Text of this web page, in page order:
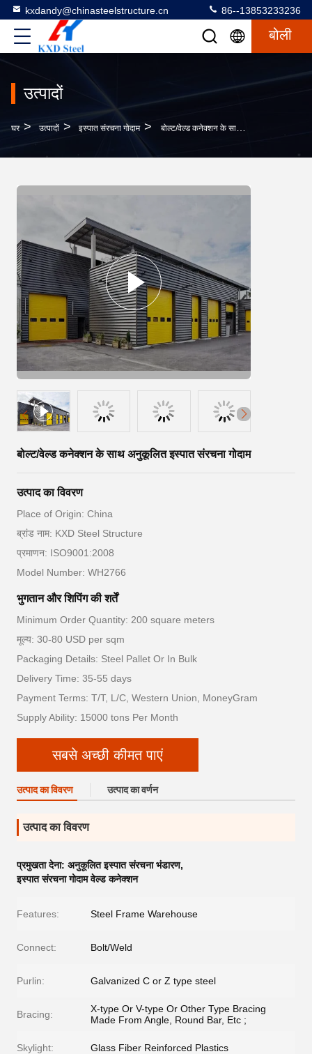
kxdandy@chinasteelstructure.cn 86--13853233236
बोली
उत्पादों
घर > उत्पादों > इस्पात संरचना गोदाम > बोल्ट/वेल्ड कनेक्शन के साथ अनुकूलित इस्पात संरचना गोदाम
बोल्ट/वेल्ड कनेक्शन के साथ अनुकूलित इस्पात संरचना गोदाम
उत्पाद का विवरण
Place of Origin: China
ब्रांड नाम: KXD Steel Structure
प्रमाणन: ISO9001:2008
Model Number: WH2766
भुगतान और शिपिंग की शर्तें
Minimum Order Quantity: 200 square meters
मूल्य: 30-80 USD per sqm
Packaging Details: Steel Pallet Or In Bulk
Delivery Time: 35-55 days
Payment Terms: T/T, L/C, Western Union, MoneyGram
Supply Ability: 15000 tons Per Month
सबसे अच्छी कीमत पाएं
उत्पाद का विवरण उत्पाद का वर्णन
उत्पाद का विवरण
प्रमुखता देना: अनुकूलित इस्पात संरचना भंडारण,
इस्पात संरचना गोदाम वेल्ड कनेक्शन
Features: Steel Frame Warehouse
Connect: Bolt/Weld
Purlin: Galvanized C or Z type steel
Bracing:
X-type Or V-type Or Other Type Bracing
Made From Angle, Round Bar, Etc ;
Skylight: Glass Fiber Reinforced Plastics